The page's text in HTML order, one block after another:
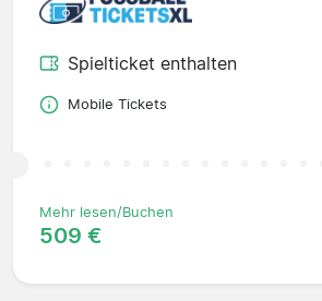
Spielticket enthalten
Mobile Tickets
Mehr lesen/Buchen
509 €